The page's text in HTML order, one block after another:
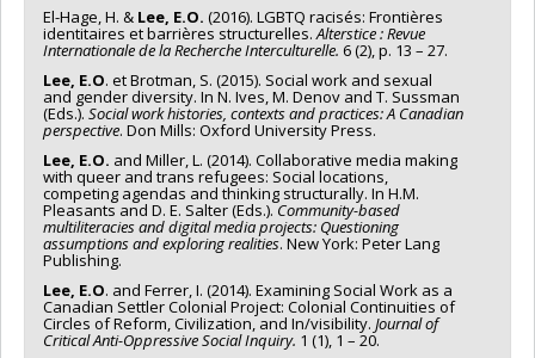
El-Hage, H. & Lee, E.O. (2016). LGBTQ racisés: Frontières
identitaires et barrières structurelles.Alterstice : Revue
Internationale de la Recherche Interculturelle. 6 (2), p. 13 – 27.
Lee, E.O. et Brotman, S. (2015). Social work and sexual
and gender diversity. In N. Ives, M. Denov and T. Sussman
(Eds.). Social work histories, contexts and practices: A Canadian
perspective. Don Mills: Oxford University Press.
Lee, E.O. and Miller, L. (2014). Collaborative media making
with queer and trans refugees: Social locations,
competing agendas and thinking structurally. In H.M.
Pleasants and D. E. Salter (Eds.).Community-based
multiliteracies and digital media projects: Questioning
assumptions and exploring realities. New York: Peter Lang
Publishing.
Lee, E.O. and Ferrer, I. (2014). Examining Social Work as a
Canadian Settler Colonial Project: Colonial Continuities of
Circles of Reform, Civilization, and In/visibility. Journal of
Critical Anti-Oppressive Social Inquiry. 1 (1), 1 – 20.